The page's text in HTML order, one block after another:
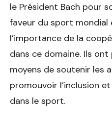
le Président Bach pour
faveur du sport mondial
l’importance de la
dans ce domaine. Ils
moyens de soutenir les
promouvoir l’inclusion
dans le sport.